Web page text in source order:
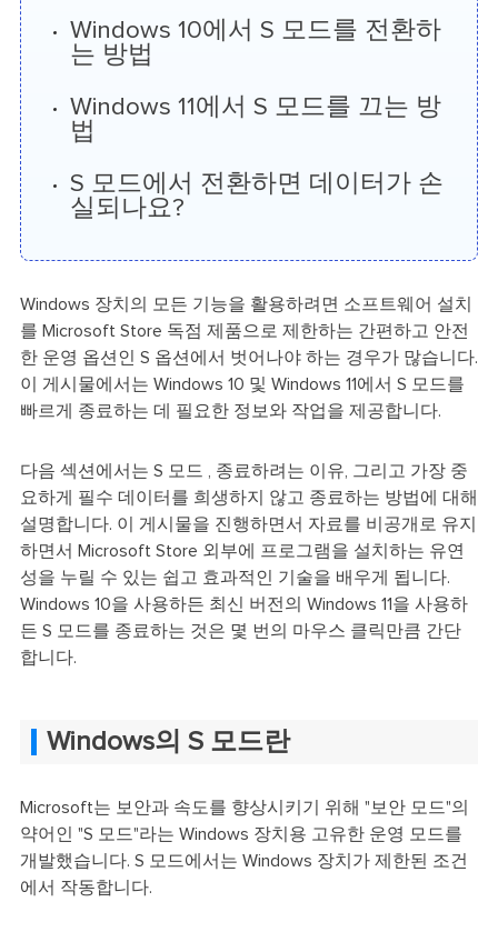
Windows 10에서 S 모드를 전환하
는 방법
Windows 11에서 S 모드를 끄는 방
법
S 모드에서 전환하면 데이터가 손
실되나요?
Windows 장치의 모든 기능을 활용하려면 소프트웨어 설치
를 Microsoft Store 독점 제품으로 제한하는 간편하고 안전
한 운영 옵션인 S 옵션에서 벗어나야 하는 경우가 많습니다.
이 게시물에서는 Windows 10 및 Windows 11에서 S 모드를
빠르게 종료하는 데 필요한 정보와 작업을 제공합니다.
다음 섹션에서는 S 모드 , 종료하려는 이유, 그리고 가장 중
요하게 필수 데이터를 희생하지 않고 종료하는 방법에 대해
설명합니다. 이 게시물을 진행하면서 자료를 비공개로 유지
하면서 Microsoft Store 외부에 프로그램을 설치하는 유연
성을 누릴 수 있는 쉽고 효과적인 기술을 배우게 됩니다.
Windows 10을 사용하든 최신 버전의 Windows 11을 사용하
든 S 모드를 종료하는 것은 몇 번의 마우스 클릭만큼 간단
합니다.
Windows의 S 모드란
Microsoft는 보안과 속도를 향상시키기 위해 "보안 모드"의
약어인 "S 모드"라는 Windows 장치용 고유한 운영 모드를
개발했습니다. S 모드에서는 Windows 장치가 제한된 조건
에서 작동합니다.